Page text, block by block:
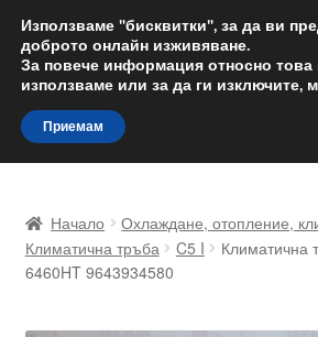
ДОСТАВКА от
Доставка по
Skip
to
navigation
Skip
to
content
Доставка по целия свят
Начало
Охлаждане, отопление,
Климатична тръба
C5 I
Климатична
6460HT 9643934580
Използваме "бисквитки", за да ви
доброто онлайн изживяване.
За повече информация относно това
използваме или за да ги изключите,
Приемам